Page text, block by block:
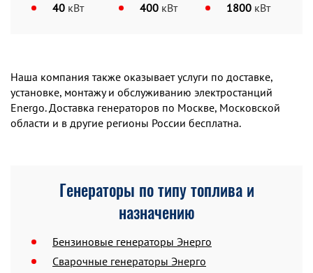
40 кВт
400 кВт
1800 кВт
Наша компания также оказывает услуги по доставке,
установке, монтажу и обслуживанию электростанций
Energo. Доставка генераторов по Москве, Московской
области и в другие регионы России бесплатна.
Генераторы по типу топлива и
назначению
Бензиновые генераторы Энерго
Сварочные генераторы Энерго